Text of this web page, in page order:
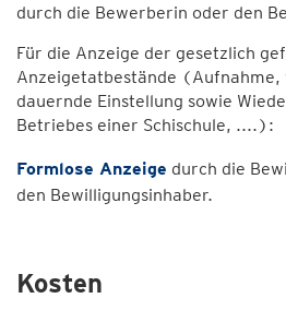
durch die Bewerberin oder den
Für die Anzeige der gesetzlich
Anzeigetatbestände (Aufnahme,
dauernde Einstellung sowie
Betriebes einer Schischule, ....):
Formlose Anzeige durch die
den Bewilligungsinhaber.
Kosten